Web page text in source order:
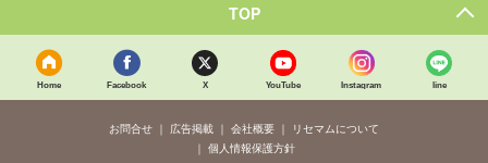
TOP
Home Facebook X YouTube Instagram line
お問合せ 広告掲載 会社概要
リセマムについて
個人情報保護方針